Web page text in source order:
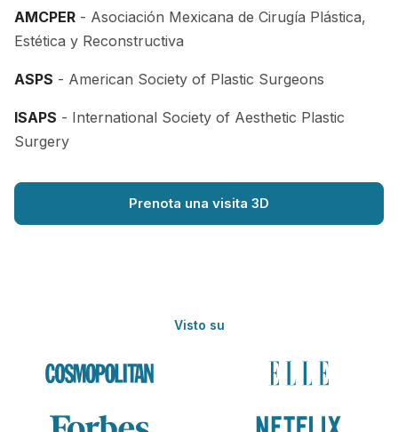
AMCPER - Asociación Mexicana de Cirugía Plástica,
Estética y Reconstructiva
ASPS - American Society of Plastic Surgeons
ISAPS - International Society of Aesthetic Plastic
Surgery
Prenota una visita 3D
Visto su